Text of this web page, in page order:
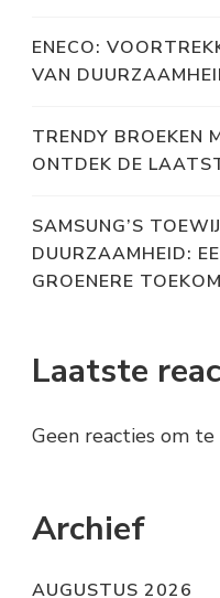
ENECO:
VAN
TRENDY BROEKEN
ONTDEK DE
SAMSUNG’S
DUURZAAMHEID:
GROENERE
Laatste
Geen reacties om te
Archief
AUGUSTUS 2026